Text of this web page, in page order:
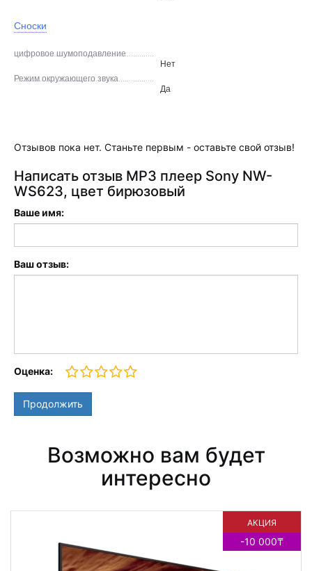
Сноски
цифровое шумоподавление
Нет
Режим окружающего звука
Да
Отзывов пока нет. Станьте первым - оставьте свой отзыв!
Написать отзыв MP3 плеер Sony NW-
WS623, цвет бирюзовый
Ваше имя:
Ваш отзыв:
Оценка:
Продолжить
Возможно вам будет
интересно
АКЦИЯ
-10 000₸